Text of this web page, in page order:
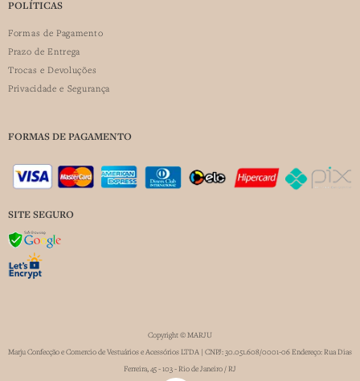
POLÍTICAS
Formas de Pagamento
Prazo de Entrega
Trocas e Devoluções
Privacidade e Segurança
FORMAS DE PAGAMENTO
SITE SEGURO
Copyright © MARJU
Marju Confecção e Comercio de Vestuários e Acessórios LTDA | CNPJ: 30.051.608/0001-06 Endereço: Rua Dias
Ferreira, 45 - 103 - Rio de Janeiro / RJ